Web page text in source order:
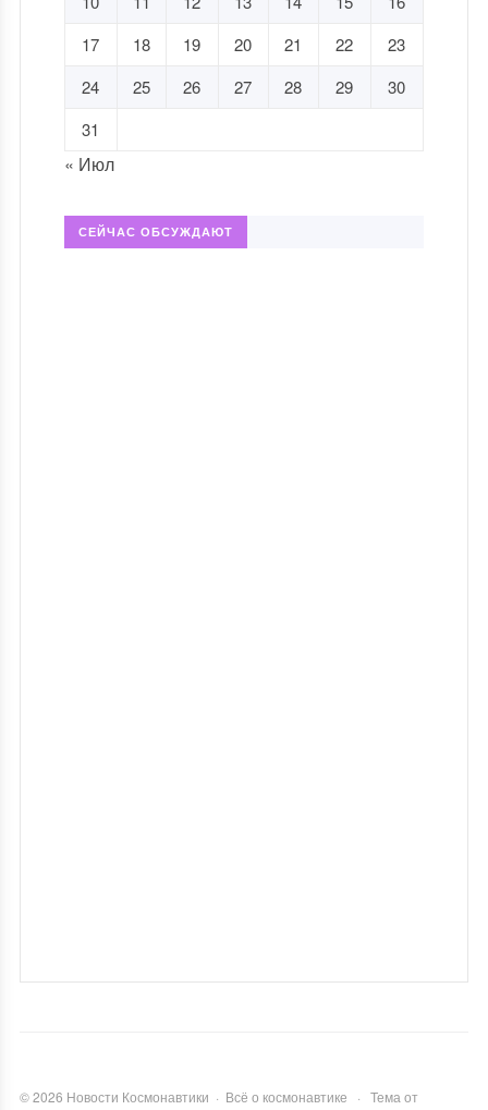
17
18 19 20 21 22
23
24
25 26 27 28 29
30
31
« Июл
СЕЙЧАС ОБСУЖДАЮТ
©2026 Новости Космонавтики · Всё о космонавтике · Тема от